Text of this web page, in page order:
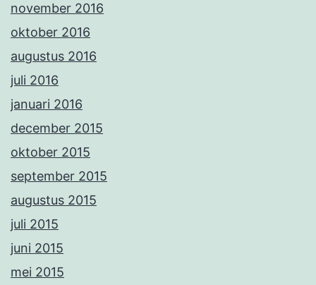
november 2016
oktober 2016
augustus 2016
juli 2016
januari 2016
december 2015
oktober 2015
september 2015
augustus 2015
juli 2015
juni 2015
mei 2015